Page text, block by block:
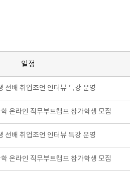
일정
선배 취업조언 인터뷰 특강 운영
온라인 직무부트캠프 참가학생 모집
선배 취업조언 인터뷰 특강 운영
온라인 직무부트캠프 참가학생 모집